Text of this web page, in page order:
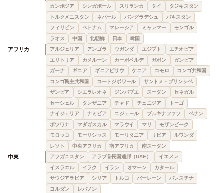
カンボジア
シンガポール スリランカ タイ
タジキスタン
トルクメニスタン
ネパール バングラデシュ
パキスタン
フィリピン
ベトナム マレーシア ミャンマー
モンゴル
ラオス
中国 北朝鮮 日本 韓国
アフリカ アルジェリア アンゴラ ウガンダ エジプト
エチオピア
エリトリア
カメルーン カーボベルデ ガボン
ガンビア
ガーナ
ギニア ギニアビサウ ケニア コモロ
コンゴ共和国
コンゴ民主共和国
コートジボワール
サントメ・プリンシペ
ザンビア
シエラレオネ ジンバブエ スーダン
セネガル
セーシェル
タンザニア チャド チュニジア
トーゴ
ナイジェリア
ナミビア ニジェール ブルキナファソ
ベナン
ボツワナ
マダガスカル マラウイ マリ
モザンビーク
モロッコ
モーリシャス モーリタニア リビア
ルワンダ
レソト
中央アフリカ 南アフリカ 南スーダン
中東 アフガニスタン アラブ首長国連邦（UAE）
イエメン
イスラエル
イラク イラン オマーン
カタール
サウジアラビア
シリア トルコ バーレーン
パレスチナ
ヨルダン
レバノン